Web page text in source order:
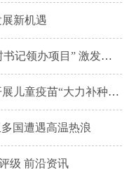
新机遇
目” 激发乡村振兴新活力
童疫苗“大力补种”行动
国遭遇高温热浪
级 前沿资讯